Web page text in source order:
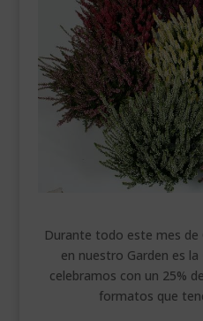
___________________________
VEURE EN CATALÀ
Durante todo este mes de
en nuestro Garden es la
celebramos con un 25%
formatos que